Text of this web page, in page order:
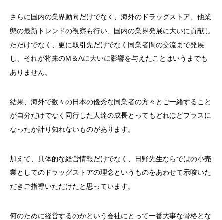
さらに国内の業界動向だけでなく、海外のドラッグストア、他業
態の最新トレンドの視察も行い、国内の業界発展に大いに貢献し
ただけでなく、更に取引先だけでなく同業者間の交流まで発展
し、それが将来のM＆Aに大いに影響を与えたことはいうまでも
ありません。
結果、海外で数々の日本の優秀な同業者の方々とご一緒すること
が自分だけでなく同行した人達の成長とってもどれほどプラスに
なったか計り知れないものがあります。
加えて、具体的な経営情報だけでなく、日野先生ならではの小売
業としてのドラッグストアの理念というものをあわせて示唆いた
だきご指導いただけたと思っています。
何のために経営するのかという会社にとって一番大事な骨格とな